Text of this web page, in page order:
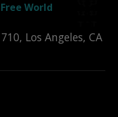
World
, Los Angeles, CA